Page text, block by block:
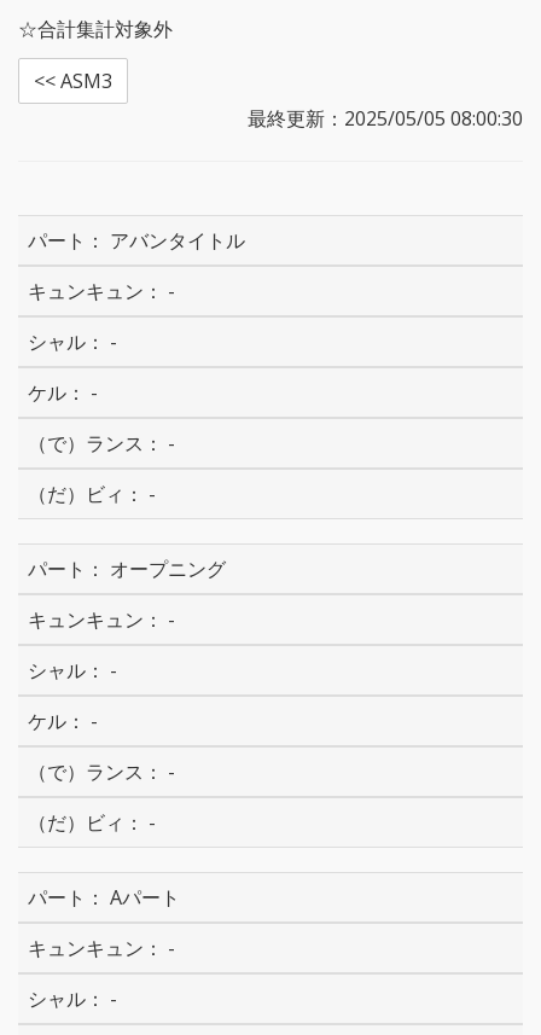
☆合計集計対象外
<< ASM3
最終更新：2025/05/05 08:00:30
アバンタイトル
-
-
-
-
-
オープニング
-
-
-
-
-
Aパート
-
-